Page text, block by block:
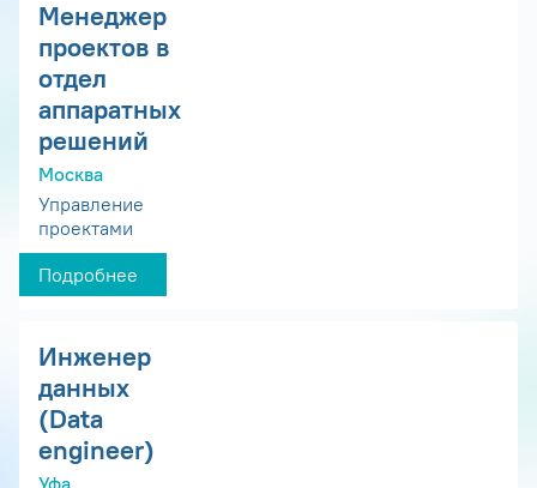
Менеджер
проектов в
отдел
аппаратных
решений
Москва
Управление
проектами
Подробнее
Инженер
данных
(Data
engineer)
Уфа